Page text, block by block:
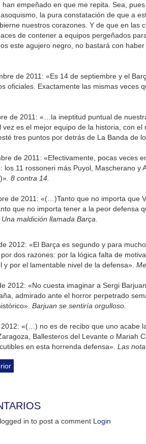
han empeñado en que me repita. Sea,
la pura constatación de que a
nuestros corazones. Y de que en las
de contener a equipos pergeñados
este agujero negro, no bastará con
de 2011: «Es 14 de septiembre y el
oficiales. Exactamente las mismas veces
de 2011: «…la ineptitud puntual de
vez es el mejor equipo de la historia, con
tres puntos por detrás de La Banda de
de 2011: «Efectivamente, pocas veces
los 11 rossoneri más Puyol, Mascherano y
8 contra 14.
de 2011: «(…)Tanto que no importa que
que no importa tener a la peor defensa
Una maldición llamada Barça
2012: «El Barça es segundo y para
dos razones: por la lógica falta de
y por el lamentable nivel de la defensa».
2012: «No cuesta imaginar a Sergi
admirado ante el horror perpetrado
Barjuan se sentiría orgulloso.
«(…) no es de recibo que uno acabe
Ballesteros del Levante o Mariah
en esta horrenda defensa». Las
in to post a comment Login